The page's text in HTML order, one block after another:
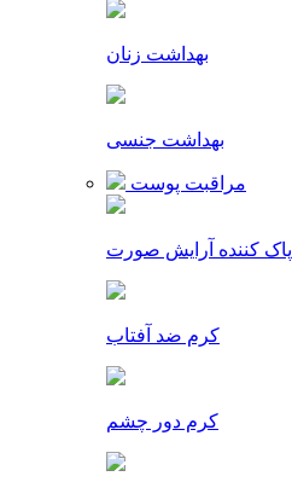
بهداشت زنان
بهداشت جنسی
مراقبت پوست
پاک کننده آرایش صورت
کرم ضد آفتاب
کرم دور چشم